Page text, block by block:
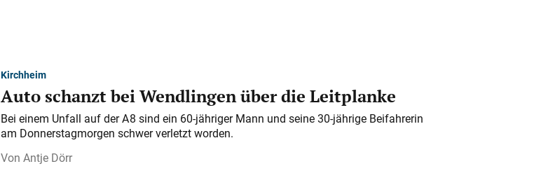
Kirchheim
Auto schanzt bei Wendlingen über die Leitplanke
Bei einem Unfall auf der A 8 sind ein 60-jähriger Mann und seine 30-jährige Beifahrerin
am Donnerstagmorgen schwer verletzt worden.
Antje Dörr